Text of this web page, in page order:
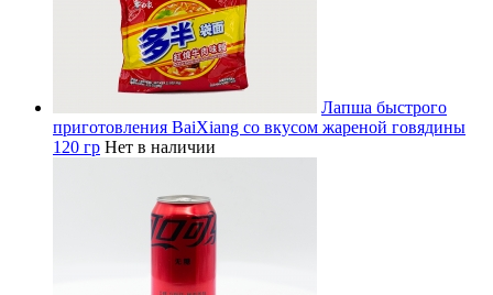
Лапша быстрого
приготовления BaiXiang со вкусом жареной говядины
120 гр Нет в наличии